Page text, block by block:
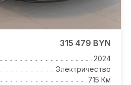
315 479 BYN
2024
Электричество
715 Км